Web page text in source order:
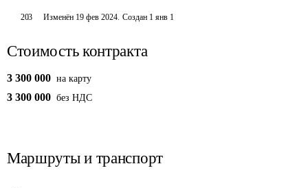
203 Изменён 19 фев 2024. Создан 1 янв 1
Стоимость контракта
3 300 000 на карту
3 300 000 без НДС
Маршруты и транспорт